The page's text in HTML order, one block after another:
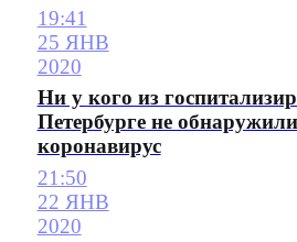
19:41
25 ЯНВ
2020
Ни у кого из
Петербурге не обнаружили
коронавирус
21:50
22 ЯНВ
2020